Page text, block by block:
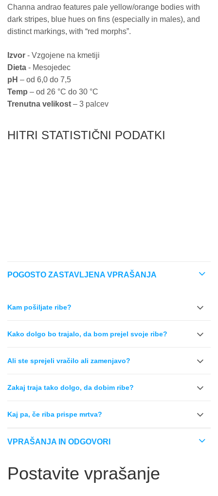
Channa andrao features pale yellow/orange bodies with
dark stripes, blue hues on fins (especially in males), and
distinct markings, with “red morphs”.
Izvor - Vzgojene na kmetiji
Dieta - Mesojedec
pH – od 6,0 do 7,5
Temp – od 26 °C do 30 °C
Trenutna velikost – 3 palcev
HITRI STATISTIČNI PODATKI
POGOSTO ZASTAVLJENA VPRAŠANJA
Kam pošiljate ribe?
Kako dolgo bo trajalo, da bom prejel svoje ribe?
Ali ste sprejeli vračilo ali zamenjavo?
Zakaj traja tako dolgo, da dobim ribe?
Kaj pa, če riba prispe mrtva?
VPRAŠANJA IN ODGOVORI
Postavite vprašanje